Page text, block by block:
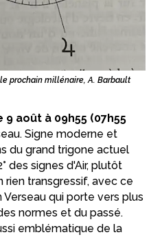
prochain millénaire, A. Barbault
9 août à 09h55 (07h55
Signe moderne et
du grand trigone actuel
des signes d'Air, plutôt
rien transgressif, avec ce
qui porte vers plus
normes et du passé.
emblématique de la